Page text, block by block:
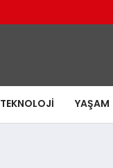
TEKNOLOJI YAŞAM